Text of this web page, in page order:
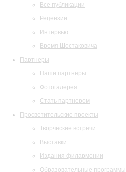
Все публикации
Рецензии
Интервью
Время Шостаковича
Партнеры
Наши партнеры
Фотогалерея
Стать партнером
Просветительские проекты
Творческие встречи
Выставки
Издания филармонии
Образовательные программы